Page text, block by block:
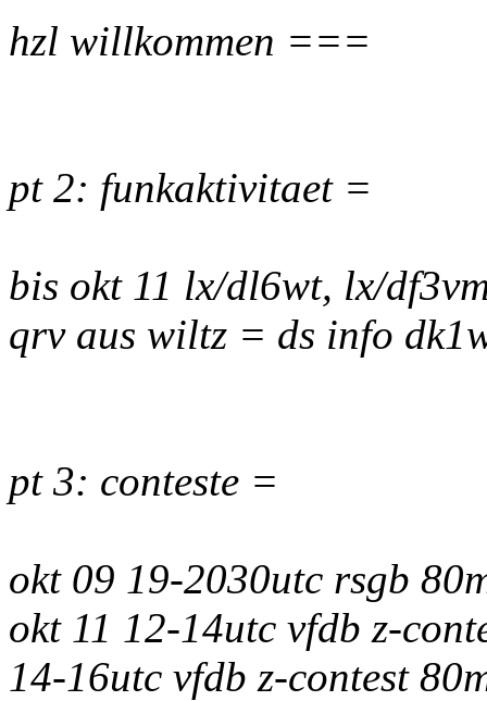
hzl willkommen ===
pt 2: funkaktivitaet =
bis okt 11 lx/dl6wt, lx/
qrv aus wiltz = ds info
pt 3: conteste =
okt 09 19-2030utc rsgb
okt 11 12-14utc vfdb z-
14-16utc vfdb z-contest